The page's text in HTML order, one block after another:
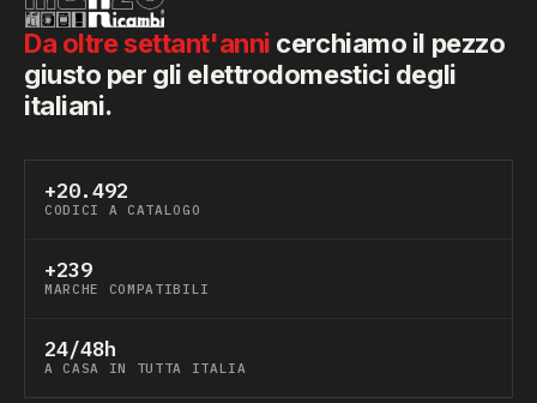
Da oltre settant'anni cerchiamo il pezzo
giusto per gli elettrodomestici degli
italiani.
+20.492
CODICI A CATALOGO
+239
MARCHE COMPATIBILI
24/48h
A CASA IN TUTTA ITALIA